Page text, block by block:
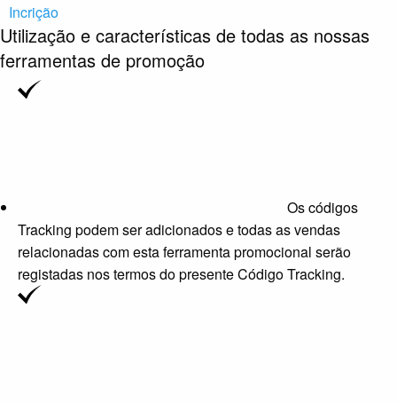
Incrição
Utilização e características de todas as nossas
ferramentas de promoção
Os códigos
Tracking podem ser adicionados e todas as vendas
relacionadas com esta ferramenta promocional serão
registadas nos termos do presente Código Tracking.